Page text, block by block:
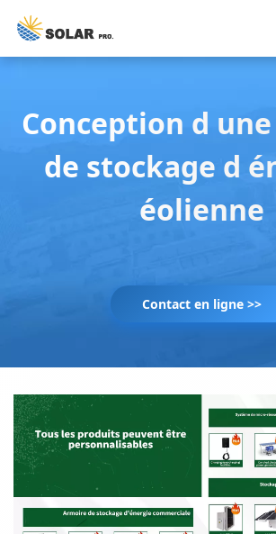
Conception d
de stockage d
éolienne
Contact en ligne >>